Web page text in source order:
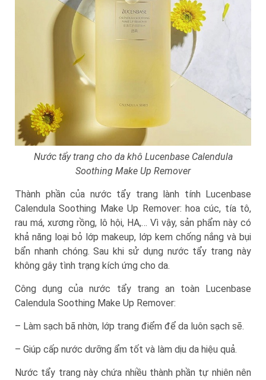
Nước tẩy trang cho da khô Lucenbase Calendula
Soothing Make Up Remover
Thành phần của nước tẩy trang lành tính Lucenbase
Calendula Soothing Make Up Remover: hoa cúc, tía tô,
rau má, xương rồng, lô hội, HA,… Vì vậy, sản phẩm này có
khả năng loại bỏ lớp makeup, lớp kem chống nắng và bụi
bẩn nhanh chóng. Sau khi sử dụng nước tẩy trang này
không gây tình trạng kích ứng cho da.
Công dụng của nước tẩy trang an toàn Lucenbase
Calendula Soothing Make Up Remover:
– Làm sạch bã nhờn, lớp trang điểm để da luôn sạch sẽ.
– Giúp cấp nước dưỡng ẩm tốt và làm dịu da hiệu quả.
Nước tẩy trang này chứa nhiều thành phần tự nhiên nên